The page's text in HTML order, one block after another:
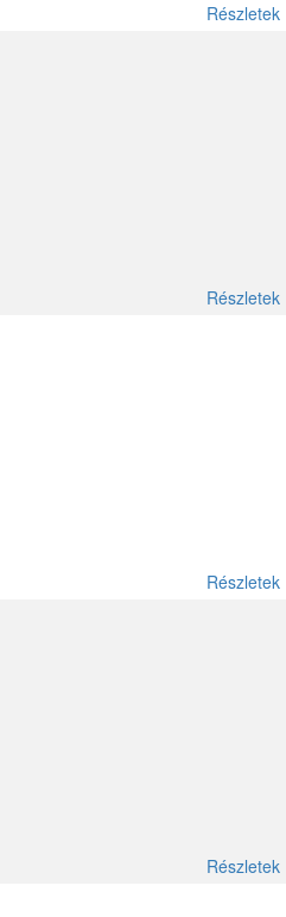
Részletek
Részletek
Részletek
Részletek